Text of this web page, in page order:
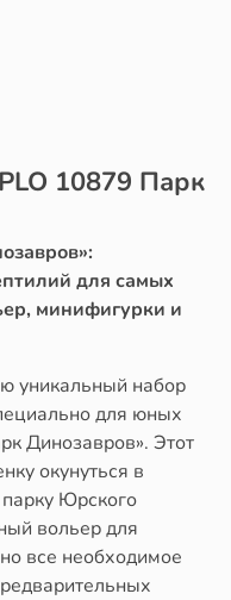
10879 Парк
для самых
минифигурки и
уникальный набор
для юных
Динозавров». Этот
окунуться в
Юрского
вольер для
все необходимое